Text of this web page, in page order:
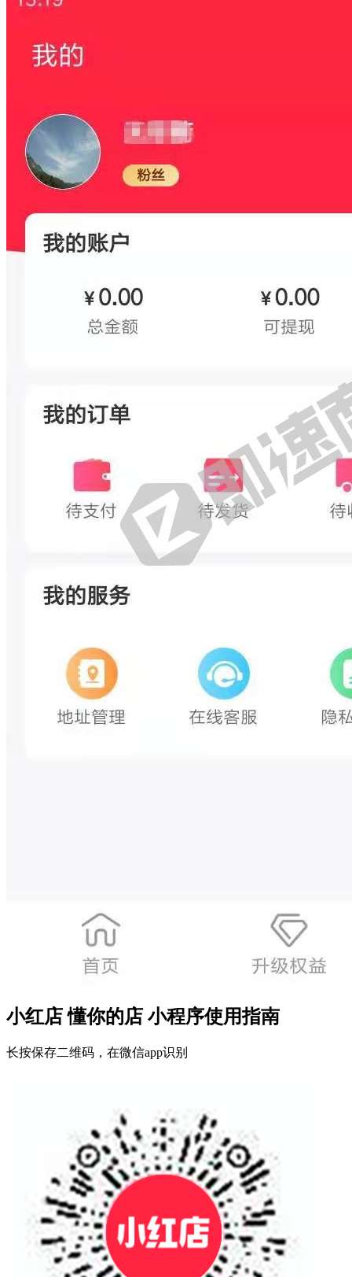
小红店 懂你的店 小程序使用指南
长按保存二维码，在微信app识别